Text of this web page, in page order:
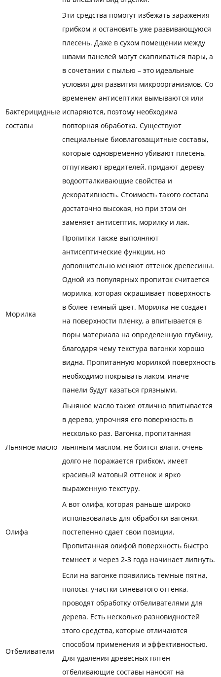
Бактерицидные
составы
Эти средства помогут избежать заражения
грибком и остановить уже развивающуюся
плесень. Даже в сухом помещении между
швами панелей могут скапливаться пары, а
в сочетании с пылью – это идеальные
условия для развития микроорганизмов. Со
временем антисептики вымываются или
испаряются, поэтому необходима
повторная обработка. Существуют
специальные биовлагозащитные составы,
которые одновременно убивают плесень,
отпугивают вредителей, придают дереву
водоотталкивающие свойства и
декоративность. Стоимость такого состава
достаточно высокая, но при этом он
заменяет антисептик, морилку и лак.
Морилка
Пропитки также выполняют
антисептические функции, но
дополнительно меняют оттенок древесины.
Одной из популярных пропиток считается
морилка, которая окрашивает поверхность
в более темный цвет. Морилка не создает
на поверхности пленку, а впитывается в
поры материала на определенную глубину,
благодаря чему текстура вагонки хорошо
видна. Пропитанную морилкой поверхность
необходимо покрывать лаком, иначе
панели будут казаться грязными.
Льняное масло
Льняное масло также отлично впитывается
в дерево, упрочняя его поверхность в
несколько раз. Вагонка, пропитанная
льняным маслом, не боится влаги, очень
долго не поражается грибком, имеет
красивый матовый оттенок и ярко
выраженную текстуру.
Олифа
А вот олифа, которая раньше широко
использовалась для обработки вагонки,
постепенно сдает свои позиции.
Пропитанная олифой поверхность быстро
темнеет и через 2-3 года начинает липнуть.
Отбеливатели
Если на вагонке появились темные пятна,
полосы, участки синеватого оттенка,
проводят обработку отбеливателями для
дерева. Есть несколько разновидностей
этого средства, которые отличаются
способом применения и эффективностью.
Для удаления древесных пятен
отбеливающие составы наносят на